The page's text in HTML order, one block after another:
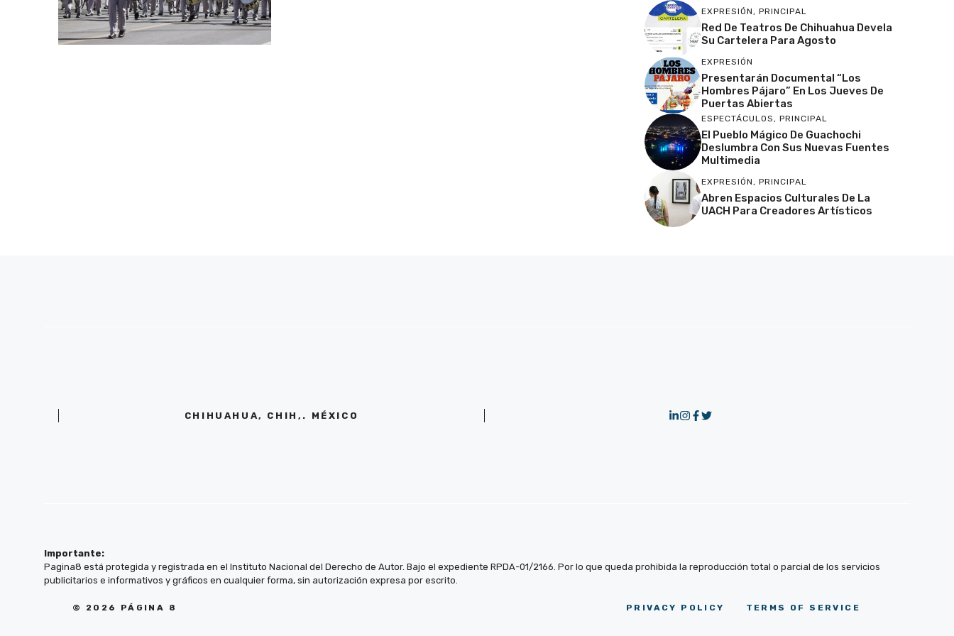
EXPRESIÓN, PRINCIPAL
Red De Teatros De Chihuahua Devela
Su Cartelera Para Agosto
EXPRESIÓN
Presentarán Documental “Los
Hombres Pájaro” En Los Jueves De
Puertas Abiertas
ESPECTÁCULOS, PRINCIPAL
El Pueblo Mágico De Guachochi
Deslumbra Con Sus Nuevas Fuentes
Multimedia
EXPRESIÓN, PRINCIPAL
Abren Espacios Culturales De La
UACH Para Creadores Artísticos
CHIHUAHUA, CHIH,. MÉXICO
Importante:
Pagina8 está protegida y registrada en el Instituto Nacional del Derecho de Autor. Bajo el expediente RPDA-01/2166. Por lo que queda prohibida la reproducción total o parcial de los servicios
publicitarios e informativos y gráficos en cualquier forma, sin autorización expresa por escrito.
© 2026 PÁGINA 8 PRIVACY POLICY TERMS OF SERVICE